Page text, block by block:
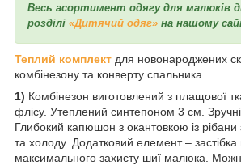
Весь асортимент одягу для малюків
розділі «Дитячий одяг» на нашому
Теплий комплект для новонароджених
комбінезону та конверту спальника.
1) Комбінезон виготовлений з плащової
флісу. Утеплений синтепоном 3 см. Зручні
Глибокий капюшон з окантовкою із рібани
та холоду. Додатковий елемент – застібка
максимального захисту шиї малюка.